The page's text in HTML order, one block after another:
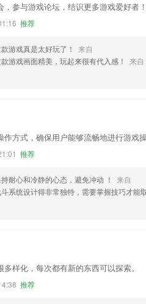
，参与游戏论坛，结识更多游戏爱好者！
推荐
款游戏真是太好玩了！
来自
款游戏画面精美，玩起来很有代入感！
来自
作方式，确保用户能够流畅地进行游戏操
推荐
持耐心和冷静的心态，避免冲动 ！
来自
斗系统设计得非常独特，需要掌握技巧才能
样化，每次都有新的东西可以探索。
推荐